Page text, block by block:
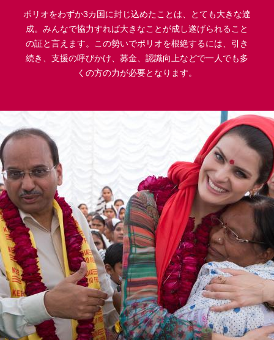
ポリオをわずか3カ国に封じ込めたことは、とても大きな達
成。みんなで協力すれば大きなことが成し遂げられること
の証と言えます。この勢いでポリオを根絶するには、引き
続き、支援の呼びかけ、募金、認識向上などで一人でも多
くの方の力が必要となります。